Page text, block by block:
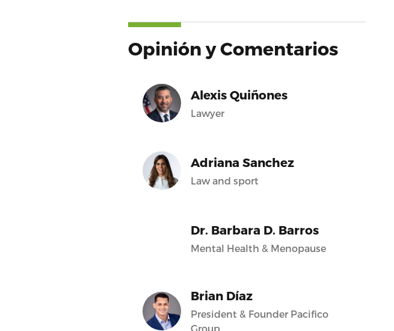
Opinión y Comentarios
Alexis Quiñones
Lawyer
Adriana Sanchez
Law and sport
Dr. Barbara D. Barros
Mental Health & Menopause
Brian Díaz
President & Founder Pacifico
Group